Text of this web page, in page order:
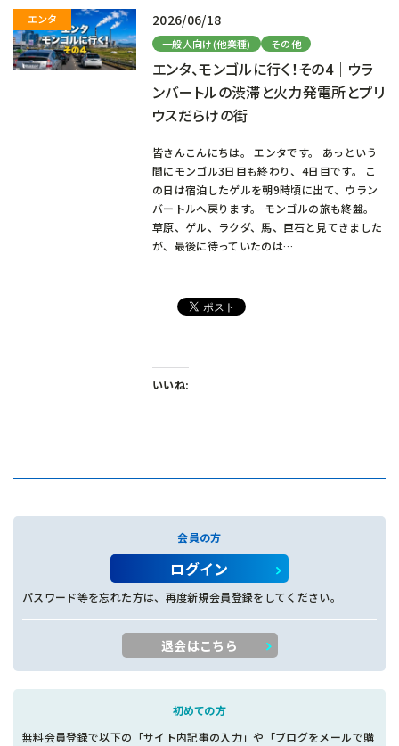
2026/06/18
一般人向け(他業種) その他
エンタ、モンゴルに行く！その4｜ウラ
ンバートルの渋滞と火力発電所とプリ
ウスだらけの街
皆さんこんにちは。 エンタです。 あっという
間にモンゴル3日目も終わり、4日目です。 こ
の日は宿泊したゲルを朝9時頃に出て、ウラン
バートルへ戻ります。 モンゴルの旅も終盤。
草原、ゲル、ラクダ、馬、巨石と見てきました
が、最後に待っていたのは…
いいね:
会員の方
ログイン
パスワード等を忘れた方は、再度新規会員登録をしてください。
退会はこちら
初めての方
無料会員登録で以下の「サイト内記事の入力」や「ブログをメールで購